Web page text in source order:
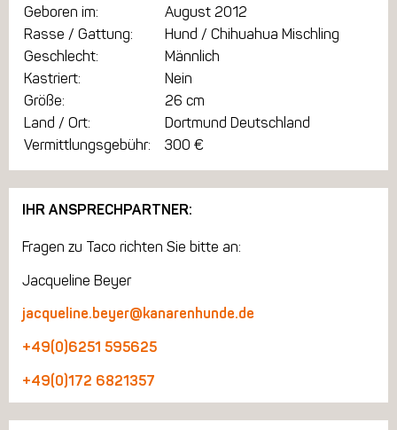
Geboren im:
August 2012
Rasse / Gattung:
Hund / Chihuahua Mischling
Geschlecht:
Männlich
Kastriert:
Nein
Größe:
26 cm
Land / Ort:
Dortmund Deutschland
Vermittlungsgebühr:
300 €
IHR ANSPRECHPARTNER:
Fragen zu Taco richten Sie bitte an:
Jacqueline Beyer
jacqueline.beyer@kanarenhunde.de
+49(0)6251 595625
+49(0)172 6821357